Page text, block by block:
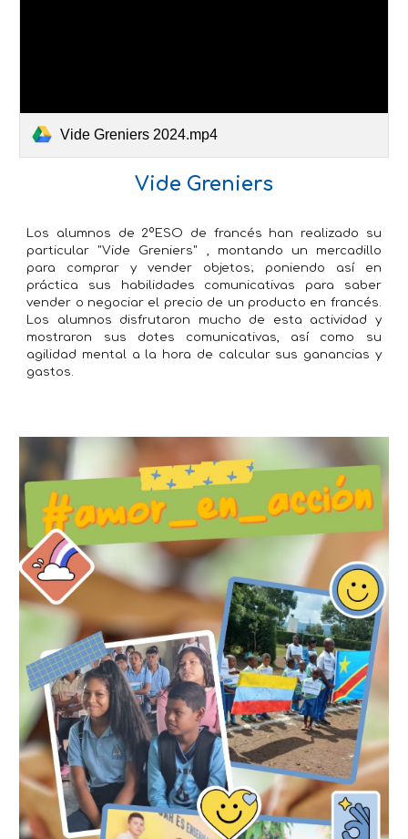
Vide Greniers 2024.mp4
Vide Greniers
Los alumnos de 2ºESO de francés han realizado su
particular "Vide Greniers" , montando un mercadillo
para comprar y vender objetos; poniendo así en
práctica sus habilidades comunicativas para saber
vender o negociar el precio de un producto en francés.
Los alumnos disfrutaron mucho de esta actividad y
mostraron sus dotes comunicativas, así como su
agilidad mental a la hora de calcular sus ganancias y
gastos.